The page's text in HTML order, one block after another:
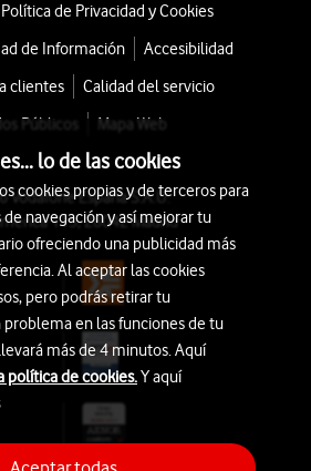
Política de Privacidad y Cookies
de Información
Accesibilidad
clientes
Calidad del servicio
Públicos
Mapa Web
Vodafone España S.A.U.
115, 28042 Madrid
lo de las cookies
cookies propias y de terceros para
navegación y así mejorar tu
ofreciendo una publicidad más
Al aceptar las cookies
pero podrás retirar tu
en las funciones de tu
más de 4 minutos. Aquí
política de cookies.Y aquí